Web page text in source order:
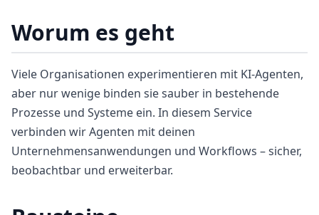
Worum es geht
Viele Organisationen experimentieren mit KI-Agenten,
aber nur wenige binden sie sauber in bestehende
Prozesse und Systeme ein. In diesem Service
verbinden wir Agenten mit deinen
Unternehmensanwendungen und Workflows – sicher,
beobachtbar und erweiterbar.